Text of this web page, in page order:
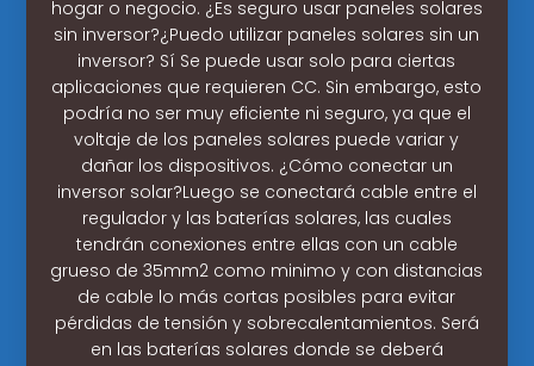
hogar o negocio. ¿Es seguro usar paneles solares
sin inversor?¿Puedo utilizar paneles solares sin un
inversor? Sí Se puede usar solo para ciertas
aplicaciones que requieren CC. Sin embargo, esto
podría no ser muy eficiente ni seguro, ya que el
voltaje de los paneles solares puede variar y
dañar los dispositivos. ¿Cómo conectar un
inversor solar?Luego se conectará cable entre el
regulador y las baterías solares, las cuales
tendrán conexiones entre ellas con un cable
grueso de 35mm2 como minimo y con distancias
de cable lo más cortas posibles para evitar
pérdidas de tensión y sobrecalentamientos. Será
en las baterías solares donde se deberá